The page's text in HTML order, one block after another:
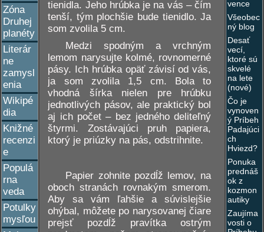
Zóna
Druhej
planéty
Literár
ne
zamysl
enia
Wikipé
dia
Knižné
recenzi
e
Populá
rna
veda
Potulky
mysľou
tienidla. Jeho hrúbka je na vás – čím
tenší, tým plochšie bude tienidlo. Ja
som zvolila 5 cm.
Medzi spodným a vrchným
lemom narysujte kolmé, rovnomerné
pásy. Ich hrúbka opäť závisí od vás,
ja som zvolila 1,5 cm. Bola to
vhodná šírka nielen pre hrúbku
jednotlivých pásov, ale praktický bol
aj ich počet – bez jedného deliteľný
štyrmi. Zostávajúci pruh papiera,
ktorý je priúzky na pás, odstrihnite.
Papier zohnite pozdĺž lemov, na
oboch stranách rovnakým smerom.
Aby sa vám ľahšie a súvislejšie
ohýbal, môžete po narysovanej čiare
prejsť pozdĺž pravítka ostrým
vence
Všeobec
ný blog
Desať
vecí,
ktoré sú
skvelé
na lete
(nové)
Čo je
vynoven
ý Príbeh
Padajúci
ch
Hviezd?
Ponuka
prednáš
ok z
kozmon
autiky
Zaujíma
vosti o